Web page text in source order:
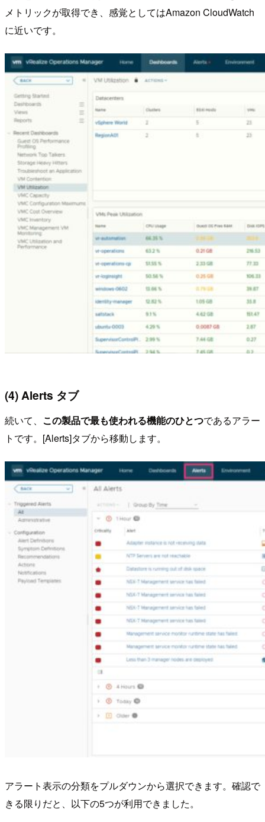
メトリックが取得でき、感覚としてはAmazon CloudWatch
に近いです。
(4) Alerts タブ
続いて、 この製品で最も使われる機能のひとつであるアラー
トです。[Alerts]タブから移動します。
アラート表示の分類をプルダウンから選択できます。確認で
きる限りだと、以下の5つが利用できました。